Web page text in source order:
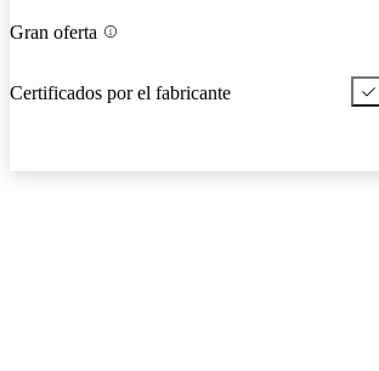
Gran oferta
Certificados por el fabricante